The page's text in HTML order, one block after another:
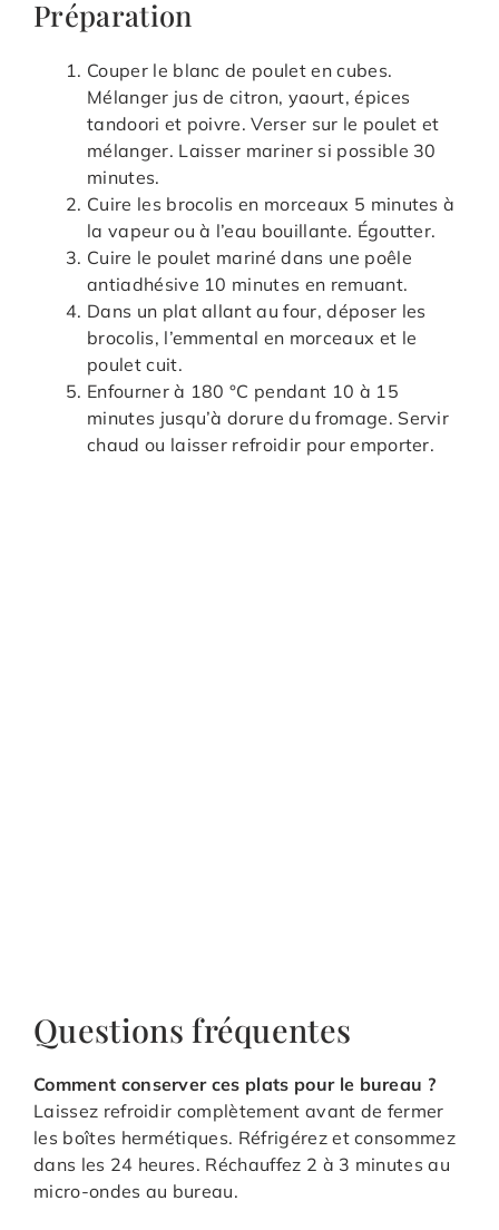
Préparation
Couper le blanc de poulet en cubes.
Mélanger jus de citron, yaourt, épices
tandoori et poivre. Verser sur le poulet et
mélanger. Laisser mariner si possible 30
minutes.
Cuire les brocolis en morceaux 5 minutes à
la vapeur ou à l’eau bouillante. Égoutter.
Cuire le poulet mariné dans une poêle
antiadhésive 10 minutes en remuant.
Dans un plat allant au four, déposer les
brocolis, l’emmental en morceaux et le
poulet cuit.
Enfourner à 180 °C pendant 10 à 15
minutes jusqu’à dorure du fromage. Servir
chaud ou laisser refroidir pour emporter.
Questions fréquentes
Comment conserver ces plats pour le bureau ?
Laissez refroidir complètement avant de fermer
les boîtes hermétiques. Réfrigérez et consommez
dans les 24 heures. Réchauffez 2 à 3 minutes au
micro-ondes au bureau.